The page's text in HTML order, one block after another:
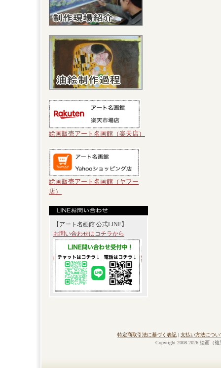
絵画販売アート名画館（楽天店）
絵画販売アート名画館（ヤフー
店）
【アート名画館 公式LINE】
お問い合わせはコチラから
特定商取引法に基づく表記 | 支払い方法につい
Copyright 2008-2026 絵画（